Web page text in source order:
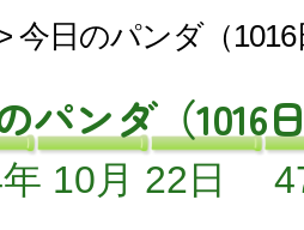
今日のパンダ（1016
パンダ（1016
10月 22日